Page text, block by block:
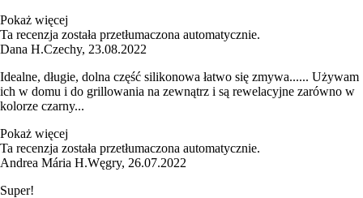
Pokaż więcej
Ta recenzja została przetłumaczona automatycznie.
Dana H.Czechy, 23.08.2022
Idealne, długie, dolna część silikonowa łatwo się zmywa...... Używam
ich w domu i do grillowania na zewnątrz i są rewelacyjne zarówno w
kolorze czarny...
Pokaż więcej
Ta recenzja została przetłumaczona automatycznie.
Andrea Mária H.Węgry, 26.07.2022
Super!